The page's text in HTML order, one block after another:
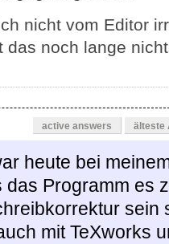
nicht vom Editor
das noch lange
active answers älteste
heute bei
das Programm es
sein
mit TeXworks